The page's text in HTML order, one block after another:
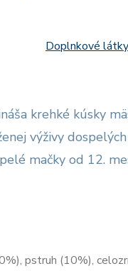
Doplnkové
krehké kúsky
výživy dospelých
mačky od 12.
pstruh (10%),